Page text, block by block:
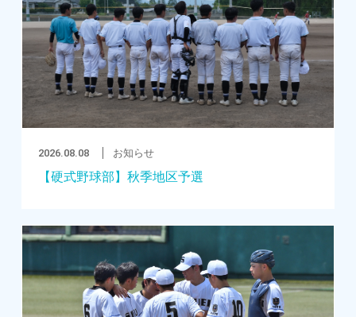
2026.08.08 お知らせ
【硬式野球部】秋季地区予選